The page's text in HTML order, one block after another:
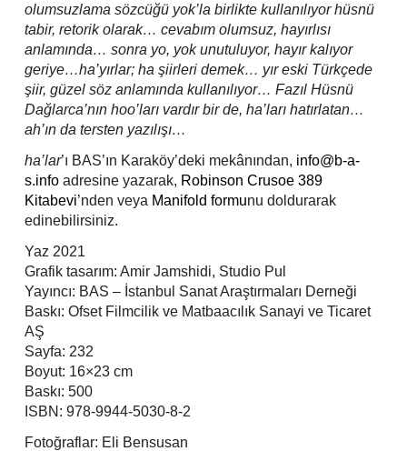
olumsuzlama sözcüğü yok’la birlikte kullanılıyor hüsnü
tabir, retorik olarak… cevabım olumsuz, hayırlısı
anlamında… sonra yo, yok unutuluyor, hayır kalıyor
geriye…ha’yırlar; ha şiirleri demek… yır eski Türkçede
şiir, güzel söz anlamında kullanılıyor… Fazıl Hüsnü
Dağlarca’nın hoo’ları vardır bir de, ha’ları hatırlatan…
ah’ın da tersten yazılışı…
ha’lar’ı BAS’ın Karaköy’deki mekânından, info@b-a-
s.info adresine yazarak, Robinson Crusoe 389
Kitabevi’nden veya Manifold formunu doldurarak
edinebilirsiniz.
Yaz 2021
Grafik tasarım: Amir Jamshidi, Studio Pul
Yayıncı: BAS – İstanbul Sanat Araştırmaları Derneği
Baskı: Ofset Filmcilik ve Matbaacılık Sanayi ve Ticaret
AŞ
Sayfa: 232
Boyut: 16×23 cm
Baskı: 500
ISBN: 978-9944-5030-8-2
Fotoğraflar: Eli Bensusan